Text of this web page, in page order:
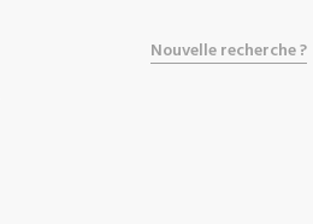
Nouvelle recherche ?